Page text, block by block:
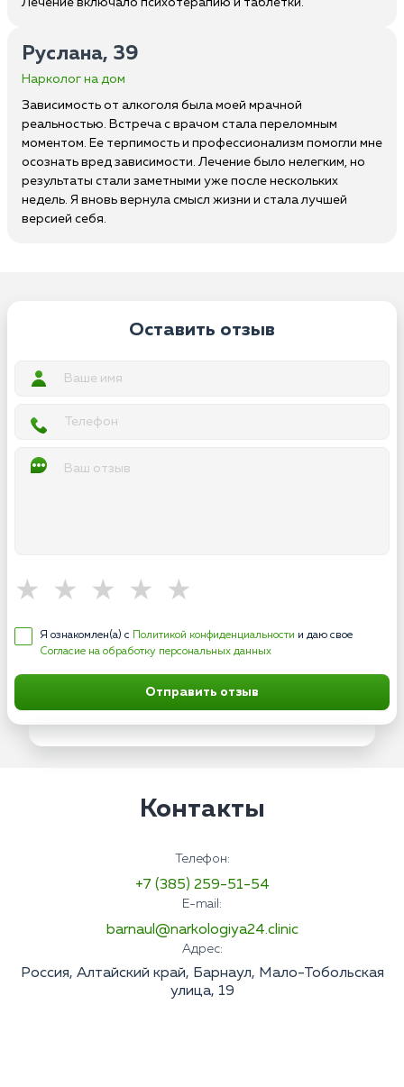
Лечение включало психотерапию и таблетки.
Руслана, 39
Нарколог на дом
Зависимость от алкоголя была моей мрачной
реальностью. Встреча с врачом стала переломным
моментом. Ее терпимость и профессионализм помогли мне
осознать вред зависимости. Лечение было нелегким, но
результаты стали заметными уже после нескольких
недель. Я вновь вернула смысл жизни и стала лучшей
версией себя.
Оставить отзыв
Я ознакомлен(а) с Политикой конфиденциальности и даю свое
Согласие на обработку персональных данных
Отправить отзыв
Контакты
Телефон:
+7 (385) 259-51-54
E-mail:
barnaul@narkologiya24.clinic
Адрес:
Россия, Алтайский край, Барнаул, Мало-Тобольская
улица, 19